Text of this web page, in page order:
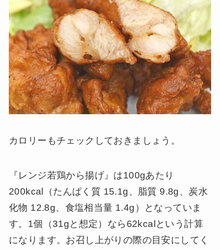
カロリーもチェックしておきましょう。
『レンジ若鶏から揚げ』は100gあたり
200kcal（たんぱく質 15.1g、脂質 9.8g、炭水
化物 12.8g、食塩相当量 1.4g）となっていま
す。1個（31gと想定）なら62kcalという計算
になります。お召し上がりの際の目安にしてく